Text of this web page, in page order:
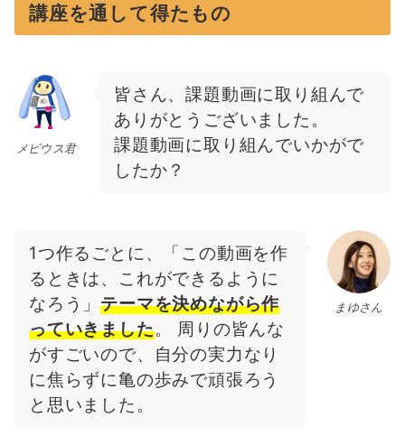
講座を通して得たもの
メビウス君
皆さん、課題動画に取り組んで
ありがとうございました。
課題動画に取り組んでいかがで
したか？
まゆさん
1つ作るごとに、「この動画を作
るときは、これができるように
なろう」テーマを決めながら作
っていきました。 周りの皆んな
がすごいので、自分の実力なり
に焦らずに亀の歩みで頑張ろう
と思いました。